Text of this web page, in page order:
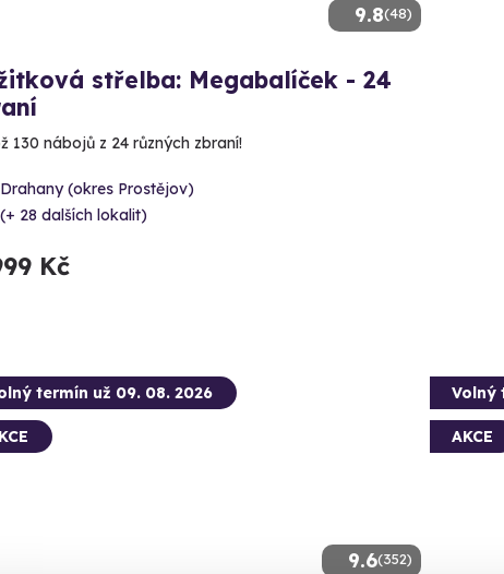
9.8(48)
střelba: Megabalíček - 24
130 nábojů z 24 různých zbraní!
Drahany (okres Prostějov)
(+ 28 dalších lokalit)
Kč
9.6(352)
termín už 09. 08. 2026 Volný
AKCE